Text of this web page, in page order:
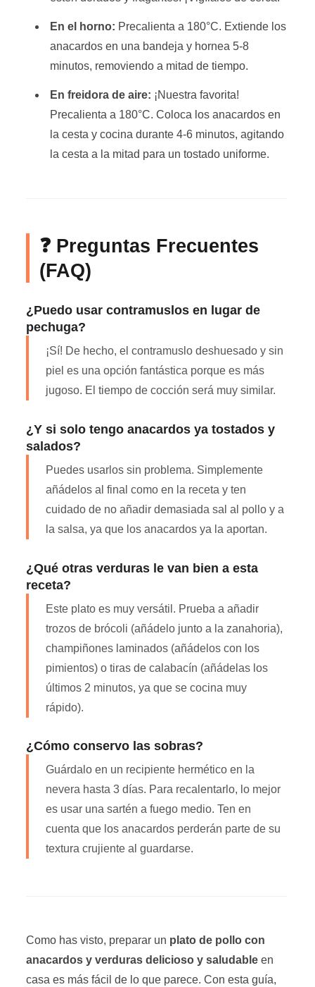
En el horno: Precalienta a 180°C. Extiende los
anacardos en una bandeja y hornea 5-8
minutos, removiendo a mitad de tiempo.
En freidora de aire: ¡Nuestra favorita!
Precalienta a 180°C. Coloca los anacardos en
la cesta y cocina durante 4-6 minutos, agitando
la cesta a la mitad para un tostado uniforme.
❓ Preguntas Frecuentes
(FAQ)
¿Puedo usar contramuslos en lugar de
pechuga?
¡Sí! De hecho, el contramuslo deshuesado y sin
piel es una opción fantástica porque es más
jugoso. El tiempo de cocción será muy similar.
¿Y si solo tengo anacardos ya tostados y
salados?
Puedes usarlos sin problema. Simplemente
añádelos al final como en la receta y ten
cuidado de no añadir demasiada sal al pollo y a
la salsa, ya que los anacardos ya la aportan.
¿Qué otras verduras le van bien a esta
receta?
Este plato es muy versátil. Prueba a añadir
trozos de brócoli (añádelo junto a la zanahoria),
champiñones laminados (añádelos con los
pimientos) o tiras de calabacín (añádelas los
últimos 2 minutos, ya que se cocina muy
rápido).
¿Cómo conservo las sobras?
Guárdalo en un recipiente hermético en la
nevera hasta 3 días. Para recalentarlo, lo mejor
es usar una sartén a fuego medio. Ten en
cuenta que los anacardos perderán parte de su
textura crujiente al guardarse.
Como has visto, preparar un plato de pollo con
anacardos y verduras delicioso y saludable en
casa es más fácil de lo que parece. Con esta guía,